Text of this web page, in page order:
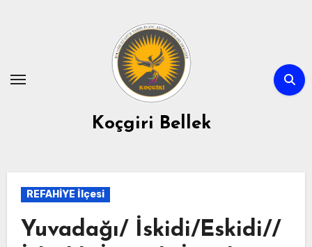
Koçgiri Bellek
REFAHİYE İlçesi
Yuvadağı/ İskidi/Eskidi//